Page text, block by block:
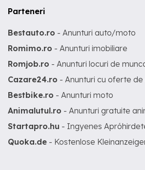
Parteneri
Bestauto.ro - Anunturi auto/moto
Romimo.ro - Anunturi imobiliare
Romjob.ro - Anunturi locuri de
Cazare24.ro - Anunturi cu oferte
Bestbike.ro - Anunturi moto
Animalutul.ro - Anunturi gratuite
Startapro.hu - Ingyenes
Quoka.de - Kostenlose